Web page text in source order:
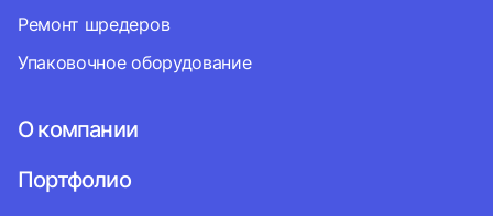
Ремонт шредеров
Упаковочное оборудование
О компании
Портфолио